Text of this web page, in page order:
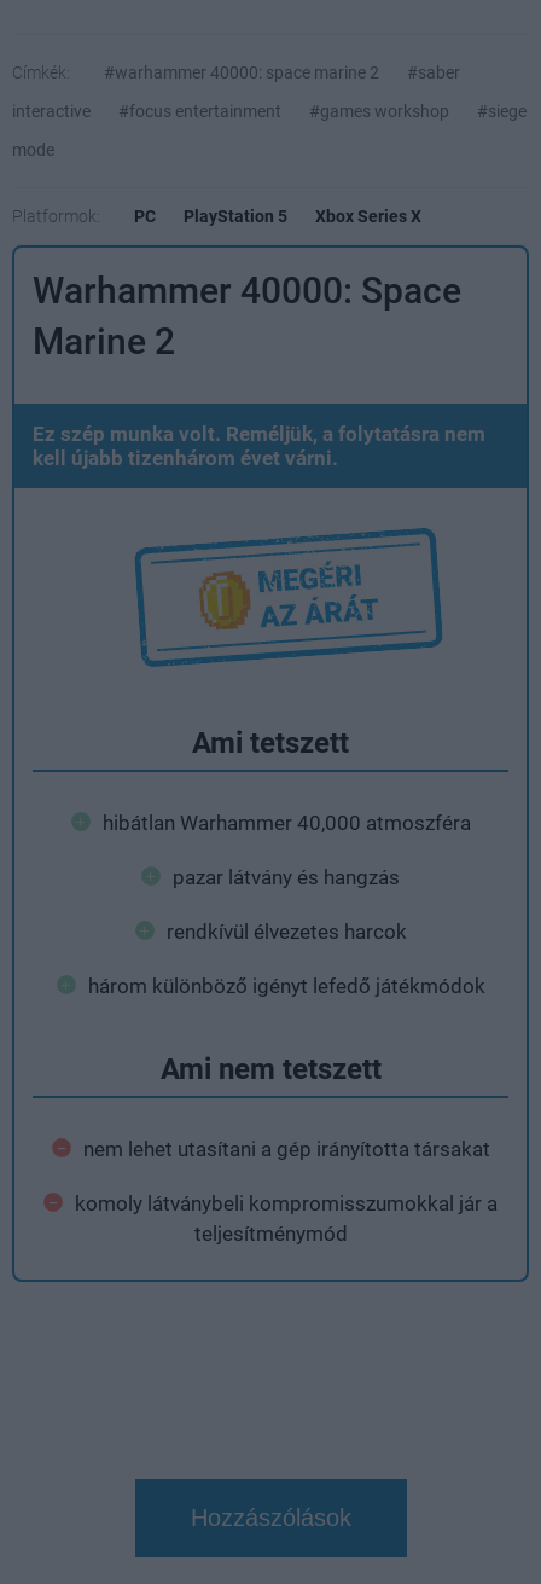
Címkék: #warhammer 40000: space marine 2
#saber
interactive
#focus entertainment #games workshop
#siege
mode
Platformok: PC PlayStation 5 Xbox Series X
Warhammer 40000: Space
Marine 2
Ez szép munka volt. Reméljük, a folytatásra nem
kell újabb tizenhárom évet várni.
Ami tetszett
hibátlan Warhammer 40,000 atmoszféra
pazar látvány és hangzás
rendkívül élvezetes harcok
három különböző igényt lefedő játékmódok
Ami nem tetszett
nem lehet utasítani a gép irányította társakat
komoly látványbeli kompromisszumokkal jár a
teljesítménymód
Hozzászólások